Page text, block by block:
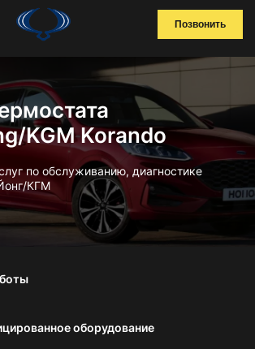
Позвонить
KGM Korando
по обслуживанию, диагностике
КГМ
оборудование